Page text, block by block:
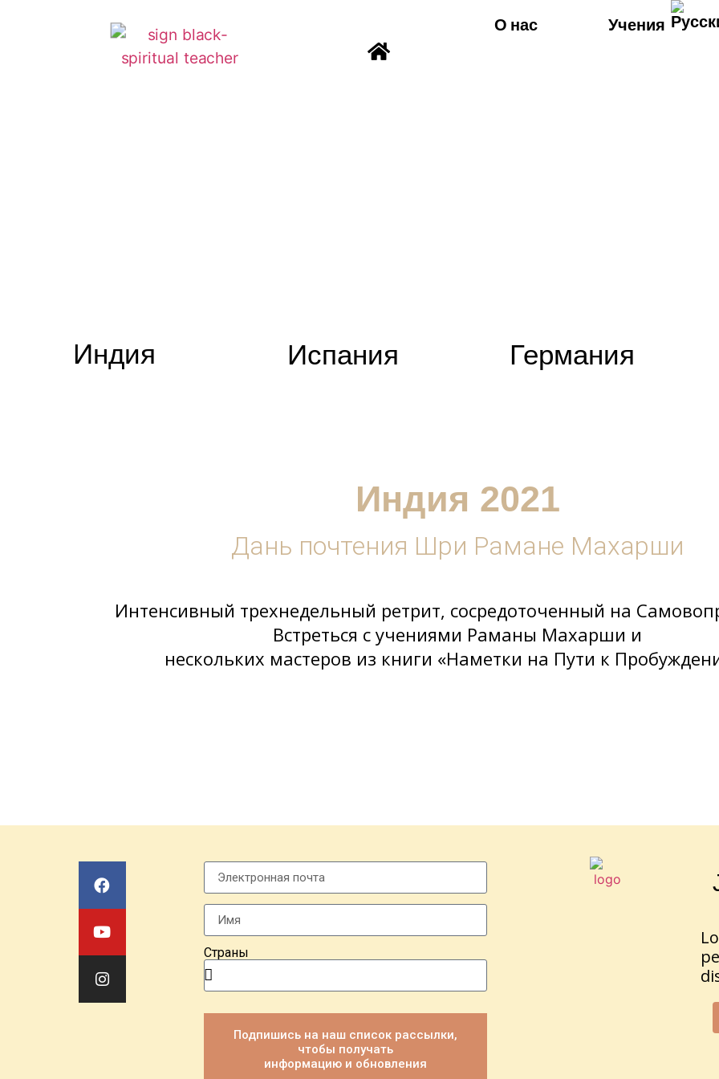
О нас Учения
Индия Испания Германия
Индия 2021
Дань почтения Шри Рамане Махарши
Интенсивный трехнедельный ретрит, сосредоточенный на
Встреться с учениями Раманы Махарши и
нескольких мастеров из книги «Наметки на Пути к
Страны
Подпишись на наш список рассылки,
чтобы получать
информацию и обновления